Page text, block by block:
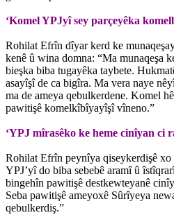
‘Komel YPJyî sey parçeyêka
Rohilat Efrîn dîyar kerd ke
kenê û wina domna: “Ma munaqeşa
bieşka biba tugayêka taybete.
asayîşî de ca bigîra. Ma vera naye
ma de ameya qebulkerdene. Komel
pawitişê komelkîbîyayîşî vîneno.”
‘YPJ mîrasêko ke heme cinîyan ci
Rohilat Efrîn peynîya qiseykerdişê xo
YPJ’yî do biba sebebê aramî û
bingehîn pawitişê destkewteyanê
Seba pawitişê ameyoxê Sûrîyeya
qebulkerdiş.”